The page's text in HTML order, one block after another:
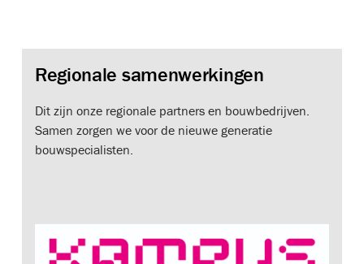
Regionale samenwerkingen
Dit zijn onze regionale partners en bouwbedrijven.
Samen zorgen we voor de nieuwe generatie
bouwspecialisten.